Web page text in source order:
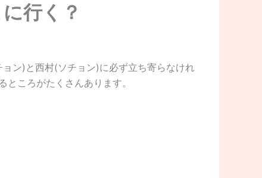
行く？
ン)と西村(ソチョン)に必ず立ち寄らなけれ
ころがたくさんあります。